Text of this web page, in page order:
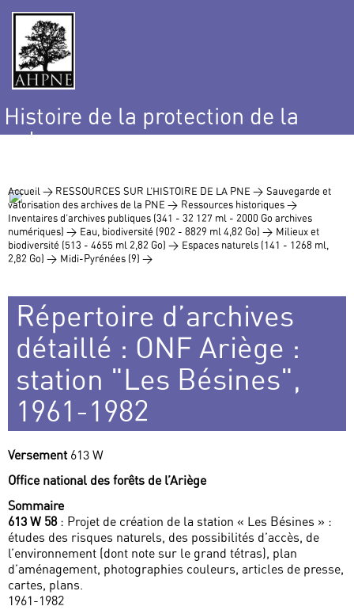
Histoire de la protection de la
nature
Accueil > RESSOURCES SUR L’HISTOIRE DE LA PNE > Sauvegarde et
valorisation des archives de la PNE > Ressources historiques >
Inventaires d’archives publiques (341 - 32 127 ml - 2000 Go archives
numériques) > Eau, biodiversité (902 - 8829 ml 4,82 Go) > Milieux et
biodiversité (513 - 4655 ml 2,82 Go) > Espaces naturels (141 - 1268 ml,
2,82 Go) > Midi-Pyrénées (9) >
Répertoire d’archives
détaillé : ONF Ariège :
station "Les Bésines",
1961-1982
Versement 613 W
Office national des forêts de l’Ariège
Sommaire
613 W 58: Projet de création de la station « Les Bésines » :
études des risques naturels, des possibilités d’accès, de
l’environnement (dont note sur le grand tétras), plan
d’aménagement, photographies couleurs, articles de presse,
cartes, plans.
1961-1982